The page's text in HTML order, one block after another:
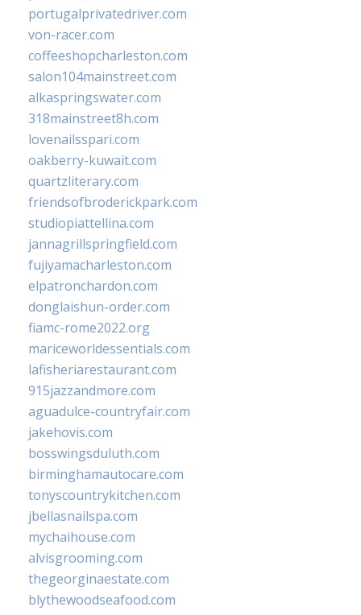
portugalprivatedriver.com
von-racer.com
coffeeshopcharleston.com
salon104mainstreet.com
alkaspringswater.com
318mainstreet8h.com
lovenailsspari.com
oakberry-kuwait.com
quartzliterary.com
friendsofbroderickpark.com
studiopiattellina.com
jannagrillspringfield.com
fujiyamacharleston.com
elpatronchardon.com
donglaishun-order.com
fiamc-rome2022.org
mariceworldessentials.com
lafisheriarestaurant.com
915jazzandmore.com
aguadulce-countryfair.com
jakehovis.com
bosswingsduluth.com
birminghamautocare.com
tonyscountrykitchen.com
jbellasnailspa.com
mychaihouse.com
alvisgrooming.com
thegeorginaestate.com
blythewoodseafood.com